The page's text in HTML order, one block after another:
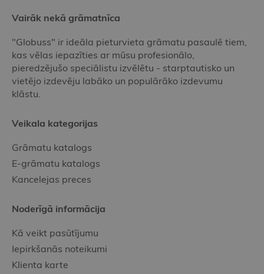
Vairāk nekā grāmatnīca
"Globuss" ir ideāla pieturvieta grāmatu pasaulē tiem,
kas vēlas iepazīties ar mūsu profesionālo,
pieredzējušo speciālistu izvēlētu - starptautisko un
vietējo izdevēju labāko un populārāko izdevumu
klāstu.
Veikala kategorijas
Grāmatu katalogs
E-grāmatu katalogs
Kancelejas preces
Noderīgā informācija
Kā veikt pasūtījumu
Iepirkšanās noteikumi
Klienta karte